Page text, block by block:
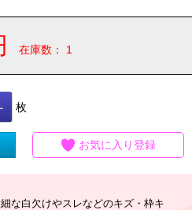
在庫数： 1
枚
お気に入り登録
な白欠けやスレなどのキズ・枠キ